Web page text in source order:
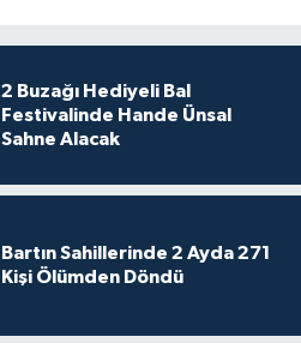
2 Buzağı Hediyeli Bal
Festivalinde Hande Ünsal
Sahne Alacak
Bartın Sahillerinde 2 Ayda 271
Kişi Ölümden Döndü